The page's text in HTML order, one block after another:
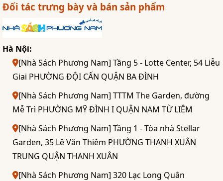
Đối tác trưng bày và bán sản phẩm
Hà Nội:
[Nhà Sách Phương Nam] Tầng 5 - Lotte Center, 54 Liễu
Giai PHƯỜNG ĐỘI CẤN QUẬN BA ĐÌNH
[Nhà Sách Phương Nam] TTTM The Garden, đường
Mễ Trì PHƯỜNG MỸ ĐÌNH I QUẬN NAM TỪ LIÊM
[Nhà Sách Phương Nam] Tầng 1 - Tòa nhà Stellar
Garden, 35 Lê Văn Thiêm PHƯỜNG THANH XUÂN
TRUNG QUẬN THANH XUÂN
[Nhà Sách Phương Nam] 320 Lạc Long Quân